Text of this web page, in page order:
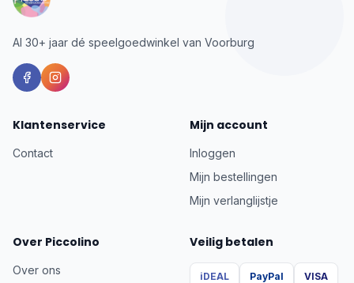
Al 30+ jaar dé speelgoedwinkel van Voorburg
Klantenservice
Contact
Mijn account
Inloggen
Mijn bestellingen
Mijn verlanglijstje
Over Piccolino
Over ons
Veilig betalen
iDEAL PayPal VISA